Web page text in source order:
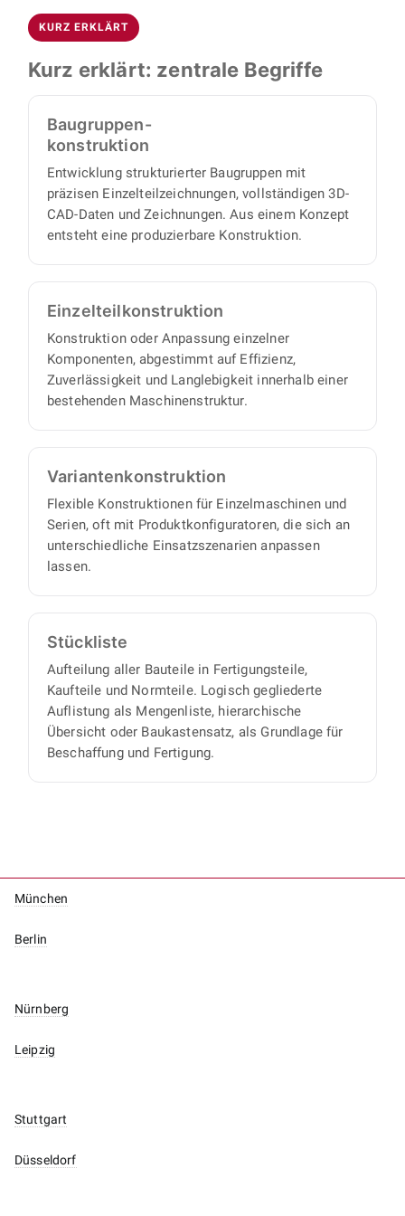
Details und besprechen Ihr konkretes Projekt.
Anschließend übernimmt BOJKO die
Umsetzung vollständig: Sie benötigen keinen
eigenen Projektmanager, denn wir arbeiten
Ihnen einen vollständigen Satz an
Konstruktionsunterlagen, mit minimalem
Abstimmungs- und Aufsichtsaufwand auf Ihrer
Seite.
technischer Unterlagen aus einer Hand:
vollständige 3D-CAD-Daten, Baugruppen- und
Montagezeichnungen, Einzelteilzeichnungen
sowie strukturierte Stücklisten. Damit lassen
beschaffen oder fertigen.
KURZ ERKLÄRT
Kurz erklärt: zentrale Begriffe
Baugruppen-
konstruktion
Entwicklung strukturierter Baugruppen mit
präzisen Einzelteilzeichnungen, vollständigen 3D-
CAD-Daten und Zeichnungen. Aus einem Konzept
entsteht eine produzierbare Konstruktion.
Einzelteil­konstruktion
Konstruktion oder Anpassung einzelner
Komponenten, abgestimmt auf Effizienz,
Zuverlässigkeit und Langlebigkeit innerhalb einer
bestehenden Maschinenstruktur.
Varianten­konstruktion
Flexible Konstruktionen für Einzelmaschinen und
Serien, oft mit Produktkonfiguratoren, die sich an
unterschiedliche Einsatzszenarien anpassen
lassen.
Stückliste
Aufteilung aller Bauteile in Fertigungsteile,
Kaufteile und Normteile. Logisch gegliederte
Auflistung als Mengenliste, hierarchische
Übersicht oder Baukastensatz, als Grundlage für
Beschaffung und Fertigung.
München
Berlin
Nürnberg
Leipzig
Stuttgart
Düsseldorf